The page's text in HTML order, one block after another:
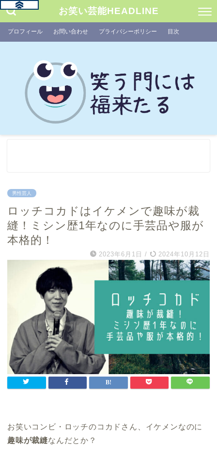
お笑い芸能HEADLINE
プロフィール お問い合わせ プライバシーポリシー 目次
男性芸人
ロッチコカドはイケメンで趣味が裁
縫！ミシン歴1年なのに手芸品や服が
本格的！
2023年6月1日 / 2024年10月12日
お笑いコンビ・ロッチのコカドさん、イケメンなのに
趣味が裁縫なんだとか？